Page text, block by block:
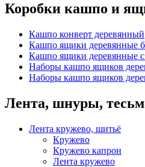
Коробки кашпо и
Кашпо конверт деревянный
Кашпо ящики деревянные
Кашпо ящики деревянные с
Наборы кашпо ящиков
Наборы кашпо ящиков
Лента, шнуры,
Лента кружево, шитьё
Кружево
Кружево капрон
Лента кружево